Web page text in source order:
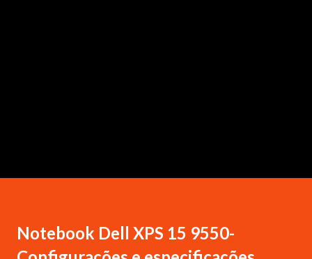
Notebook Dell XPS 15 9550-